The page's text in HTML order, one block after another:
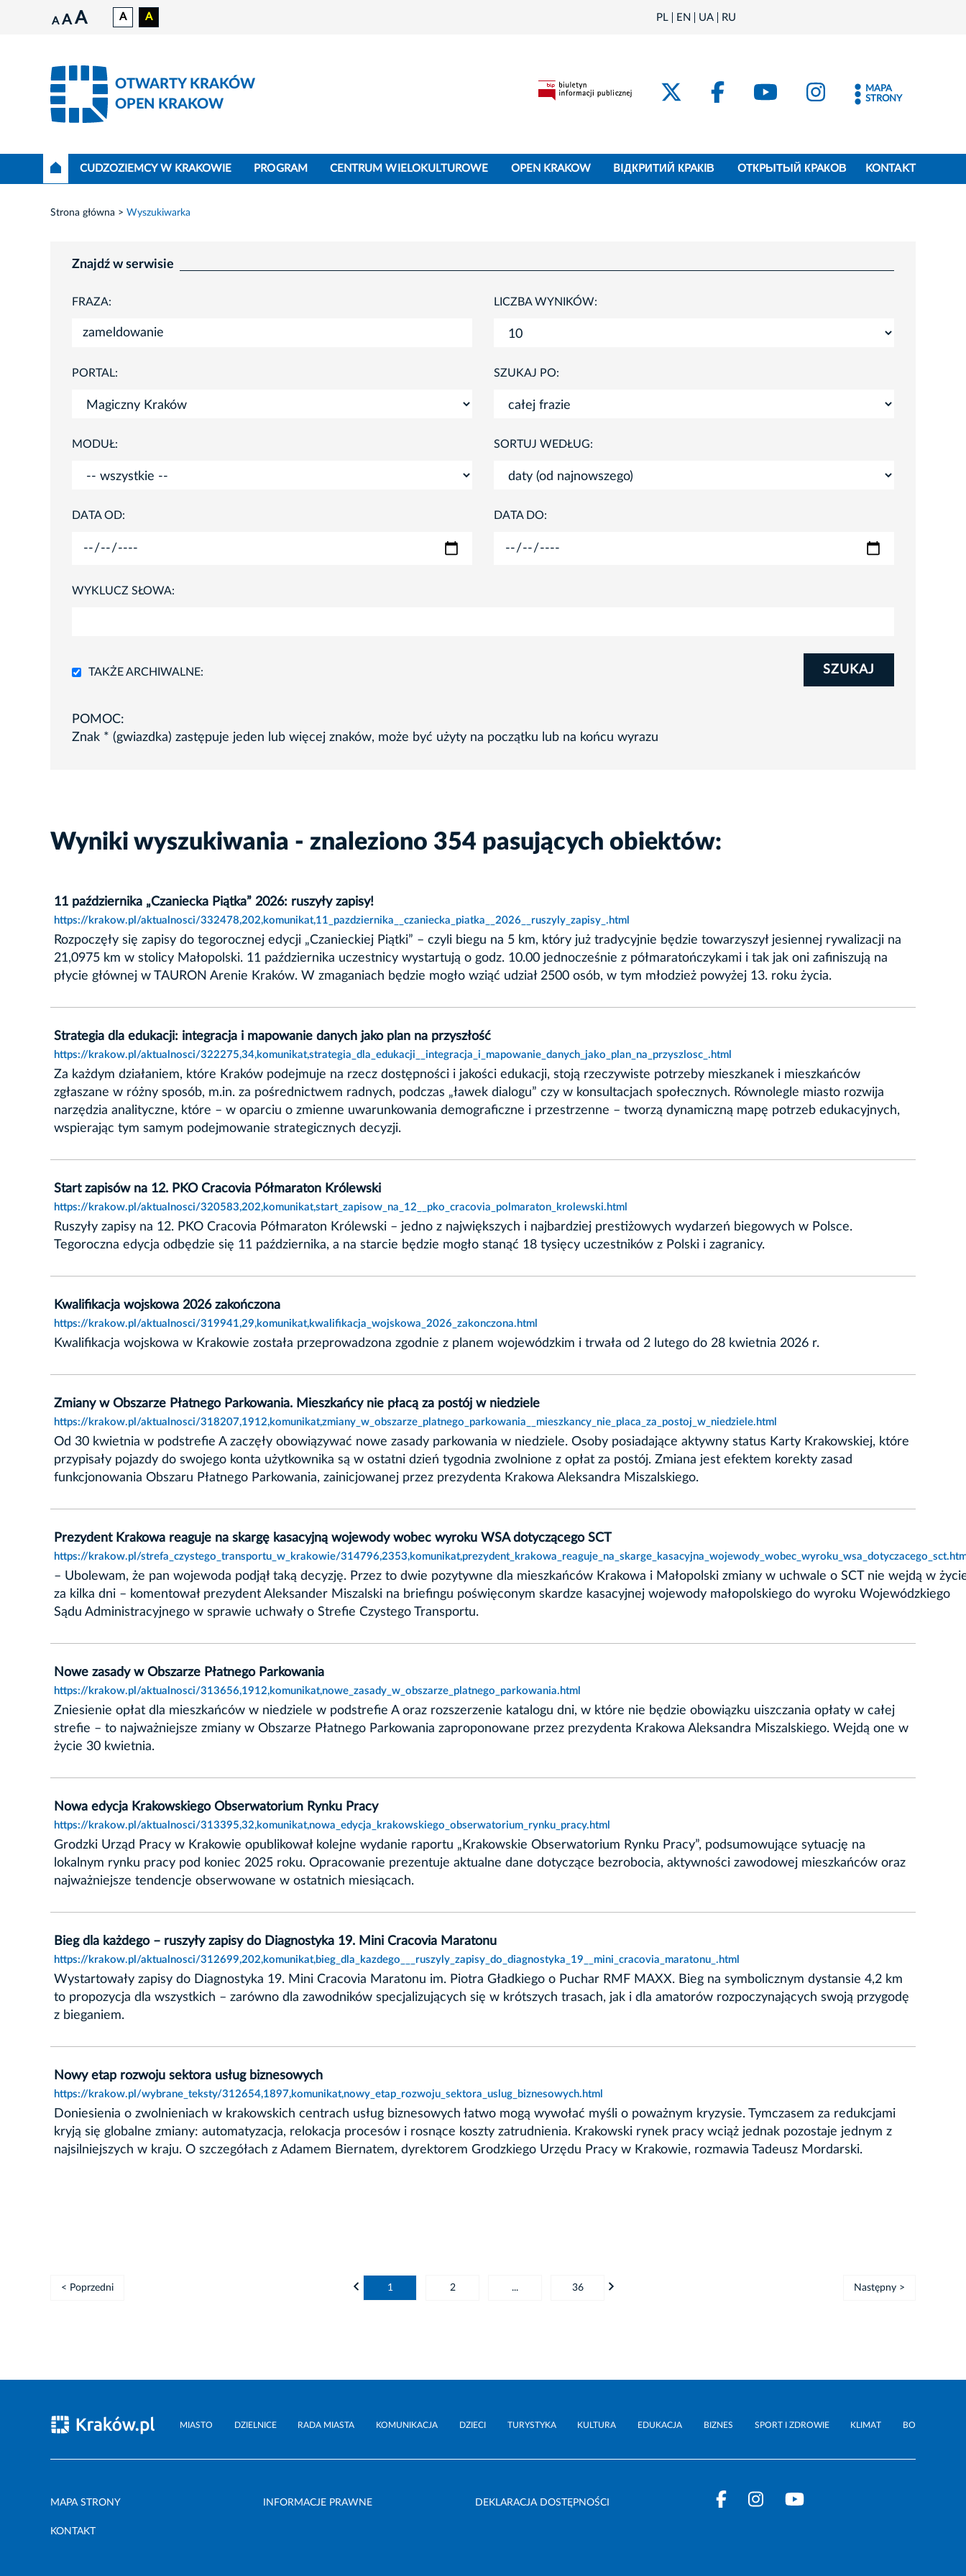
A A A A A PL EN UA RU
OTWARTY KRAKÓW
OPEN KRAKOW
MAPA
STRONY
CUDZOZIEMCY W KRAKOWIE PROGRAM CENTRUM WIELOKULTUROWE OPEN KRAKOW BIДКPИТИЙ КPAКIВ OТКPЫТЫЙ КPAКOВ KONTAKT
Strona główna Wyszukiwarka
Znajdź w serwisie
FRAZA: LICZBA WYNIKÓW:
PORTAL: SZUKAJ PO:
MODUŁ: SORTUJ WEDŁUG:
DATA OD: DATA DO:
WYKLUCZ SŁOWA:
TAKŻE ARCHIWALNE: SZUKAJ
POMOC:
Znak * (gwiazdka) zastępuje jeden lub więcej znaków, może być użyty na początku lub na końcu wyrazu
Wyniki wyszukiwania - znaleziono 354 pasujących obiektów:
11 października „Czaniecka Piątka” 2026: ruszyły zapisy!
https://krakow.pl/aktualnosci/332478,202,komunikat,11_pazdziernika__czaniecka_piatka__2026__ruszyly_zapisy_.html
Rozpoczęły się zapisy do tegorocznej edycji „Czanieckiej Piątki” – czyli biegu na 5 km, który już tradycyjnie będzie towarzyszył jesiennej rywalizacji na
21,0975 km w stolicy Małopolski. 11 października uczestnicy wystartują o godz. 10.00 jednocześnie z półmaratończykami i tak jak oni zafiniszują na
płycie głównej w TAURON Arenie Kraków. W zmaganiach będzie mogło wziąć udział 2500 osób, w tym młodzież powyżej 13. roku życia.
Strategia dla edukacji: integracja i mapowanie danych jako plan na przyszłość
https://krakow.pl/aktualnosci/322275,34,komunikat,strategia_dla_edukacji__integracja_i_mapowanie_danych_jako_plan_na_przyszlosc_.html
Za każdym działaniem, które Kraków podejmuje na rzecz dostępności i jakości edukacji, stoją rzeczywiste potrzeby mieszkanek i mieszkańców
zgłaszane w różny sposób, m.in. za pośrednictwem radnych, podczas „ławek dialogu” czy w konsultacjach społecznych. Równolegle miasto rozwija
narzędzia analityczne, które – w oparciu o zmienne uwarunkowania demograficzne i przestrzenne – tworzą dynamiczną mapę potrzeb edukacyjnych,
wspierając tym samym podejmowanie strategicznych decyzji.
Start zapisów na 12. PKO Cracovia Półmaraton Królewski
https://krakow.pl/aktualnosci/320583,202,komunikat,start_zapisow_na_12__pko_cracovia_polmaraton_krolewski.html
Ruszyły zapisy na 12. PKO Cracovia Półmaraton Królewski – jedno z największych i najbardziej prestiżowych wydarzeń biegowych w Polsce.
Tegoroczna edycja odbędzie się 11 października, a na starcie będzie mogło stanąć 18 tysięcy uczestników z Polski i zagranicy.
Kwalifikacja wojskowa 2026 zakończona
https://krakow.pl/aktualnosci/319941,29,komunikat,kwalifikacja_wojskowa_2026_zakonczona.html
Kwalifikacja wojskowa w Krakowie została przeprowadzona zgodnie z planem wojewódzkim i trwała od 2 lutego do 28 kwietnia 2026 r.
Zmiany w Obszarze Płatnego Parkowania. Mieszkańcy nie płacą za postój w niedziele
https://krakow.pl/aktualnosci/318207,1912,komunikat,zmiany_w_obszarze_platnego_parkowania__mieszkancy_nie_placa_za_postoj_w_niedziele.html
Od 30 kwietnia w podstrefie A zaczęły obowiązywać nowe zasady parkowania w niedziele. Osoby posiadające aktywny status Karty Krakowskiej, które
przypisały pojazdy do swojego konta użytkownika są w ostatni dzień tygodnia zwolnione z opłat za postój. Zmiana jest efektem korekty zasad
funkcjonowania Obszaru Płatnego Parkowania, zainicjowanej przez prezydenta Krakowa Aleksandra Miszalskiego.
Prezydent Krakowa reaguje na skargę kasacyjną wojewody wobec wyroku WSA dotyczącego SCT
https://krakow.pl/strefa_czystego_transportu_w_krakowie/
– Ubolewam, że pan wojewoda podjął taką decyzję. Przez to dwie pozytywne dla mieszkańców Krakowa i Małopolski zmiany w uchwale o SCT nie wejdą w
za kilka dni – komentował prezydent Aleksander Miszalski na briefingu poświęconym skardze kasacyjnej wojewody małopolskiego do wyroku Wojewódzkiego
Sądu Administracyjnego w sprawie uchwały o Strefie Czystego Transportu.
Nowe zasady w Obszarze Płatnego Parkowania
https://krakow.pl/aktualnosci/313656,1912,komunikat,nowe_zasady_w_obszarze_platnego_parkowania.html
Zniesienie opłat dla mieszkańców w niedziele w podstrefie A oraz rozszerzenie katalogu dni, w które nie będzie obowiązku uiszczania opłaty w całej
strefie – to najważniejsze zmiany w Obszarze Płatnego Parkowania zaproponowane przez prezydenta Krakowa Aleksandra Miszalskiego. Wejdą one w
życie 30 kwietnia.
Nowa edycja Krakowskiego Obserwatorium Rynku Pracy
https://krakow.pl/aktualnosci/313395,32,komunikat,nowa_edycja_krakowskiego_obserwatorium_rynku_pracy.html
Grodzki Urząd Pracy w Krakowie opublikował kolejne wydanie raportu „Krakowskie Obserwatorium Rynku Pracy”, podsumowujące sytuację na
lokalnym rynku pracy pod koniec 2025 roku. Opracowanie prezentuje aktualne dane dotyczące bezrobocia, aktywności zawodowej mieszkańców oraz
najważniejsze tendencje obserwowane w ostatnich miesiącach.
Bieg dla każdego – ruszyły zapisy do Diagnostyka 19. Mini Cracovia Maratonu
https://krakow.pl/aktualnosci/312699,202,komunikat,bieg_dla_kazdego___ruszyly_zapisy_do_diagnostyka_19__mini_cracovia_maratonu_.html
Wystartowały zapisy do Diagnostyka 19. Mini Cracovia Maratonu im. Piotra Gładkiego o Puchar RMF MAXX. Bieg na symbolicznym dystansie 4,2 km
to propozycja dla wszystkich – zarówno dla zawodników specjalizujących się w krótszych trasach, jak i dla amatorów rozpoczynających swoją przygodę
z bieganiem.
Nowy etap rozwoju sektora usług biznesowych
https://krakow.pl/wybrane_teksty/312654,1897,komunikat,nowy_etap_rozwoju_sektora_uslug_biznesowych.html
Doniesienia o zwolnieniach w krakowskich centrach usług biznesowych łatwo mogą wywołać myśli o poważnym kryzysie. Tymczasem za redukcjami
kryją się globalne zmiany: automatyzacja, relokacja procesów i rosnące koszty zatrudnienia. Krakowski rynek pracy wciąż jednak pozostaje jednym z
najsilniejszych w kraju. O szczegółach z Adamem Biernatem, dyrektorem Grodzkiego Urzędu Pracy w Krakowie, rozmawia Tadeusz Mordarski.
< Poprzedni 1 2 ... 36 Następny >
MIASTO DZIELNICE RADA MIASTA KOMUNIKACJA DZIECI TURYSTYKA KULTURA EDUKACJA BIZNES SPORT I ZDROWIE KLIMAT BO
MAPA STRONY INFORMACJE PRAWNE DEKLARACJA DOSTĘPNOŚCI
KONTAKT